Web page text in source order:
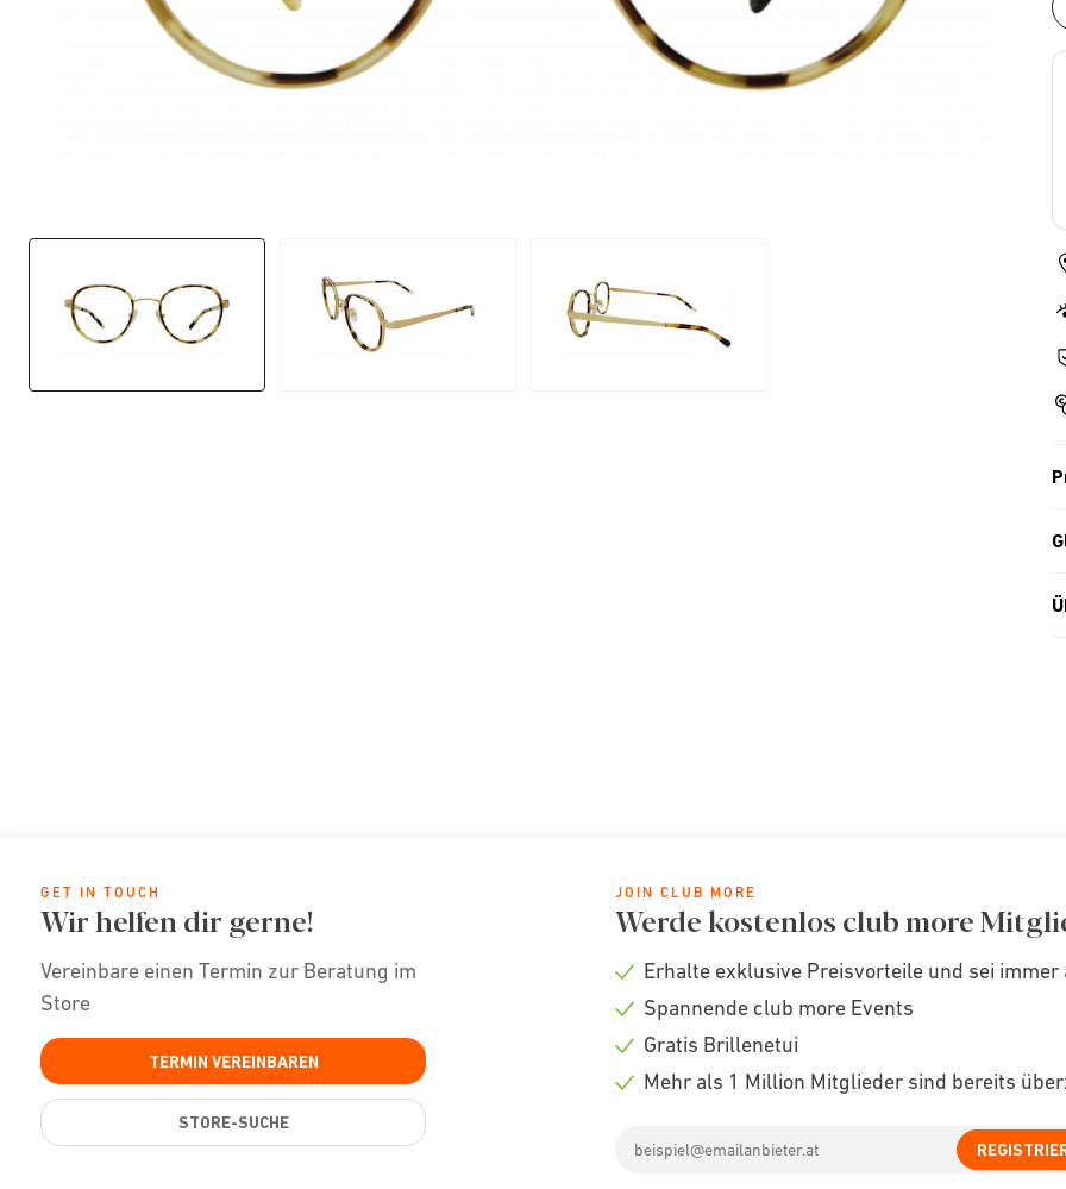
GET IN TOUCH
Wir helfen dir gerne!
Vereinbare einen Termin zur Beratung im
Store
TERMIN VEREINBAREN
STORE-SUCHE
JOIN CLUB MORE
Werde kostenlos club more
Check
Erhalte exklusive Preisvorteile und sei
Check
Spannende club more Events
Check
Gratis Brillenetui
Mehr als 1 Million Mitglieder sind bereits
address